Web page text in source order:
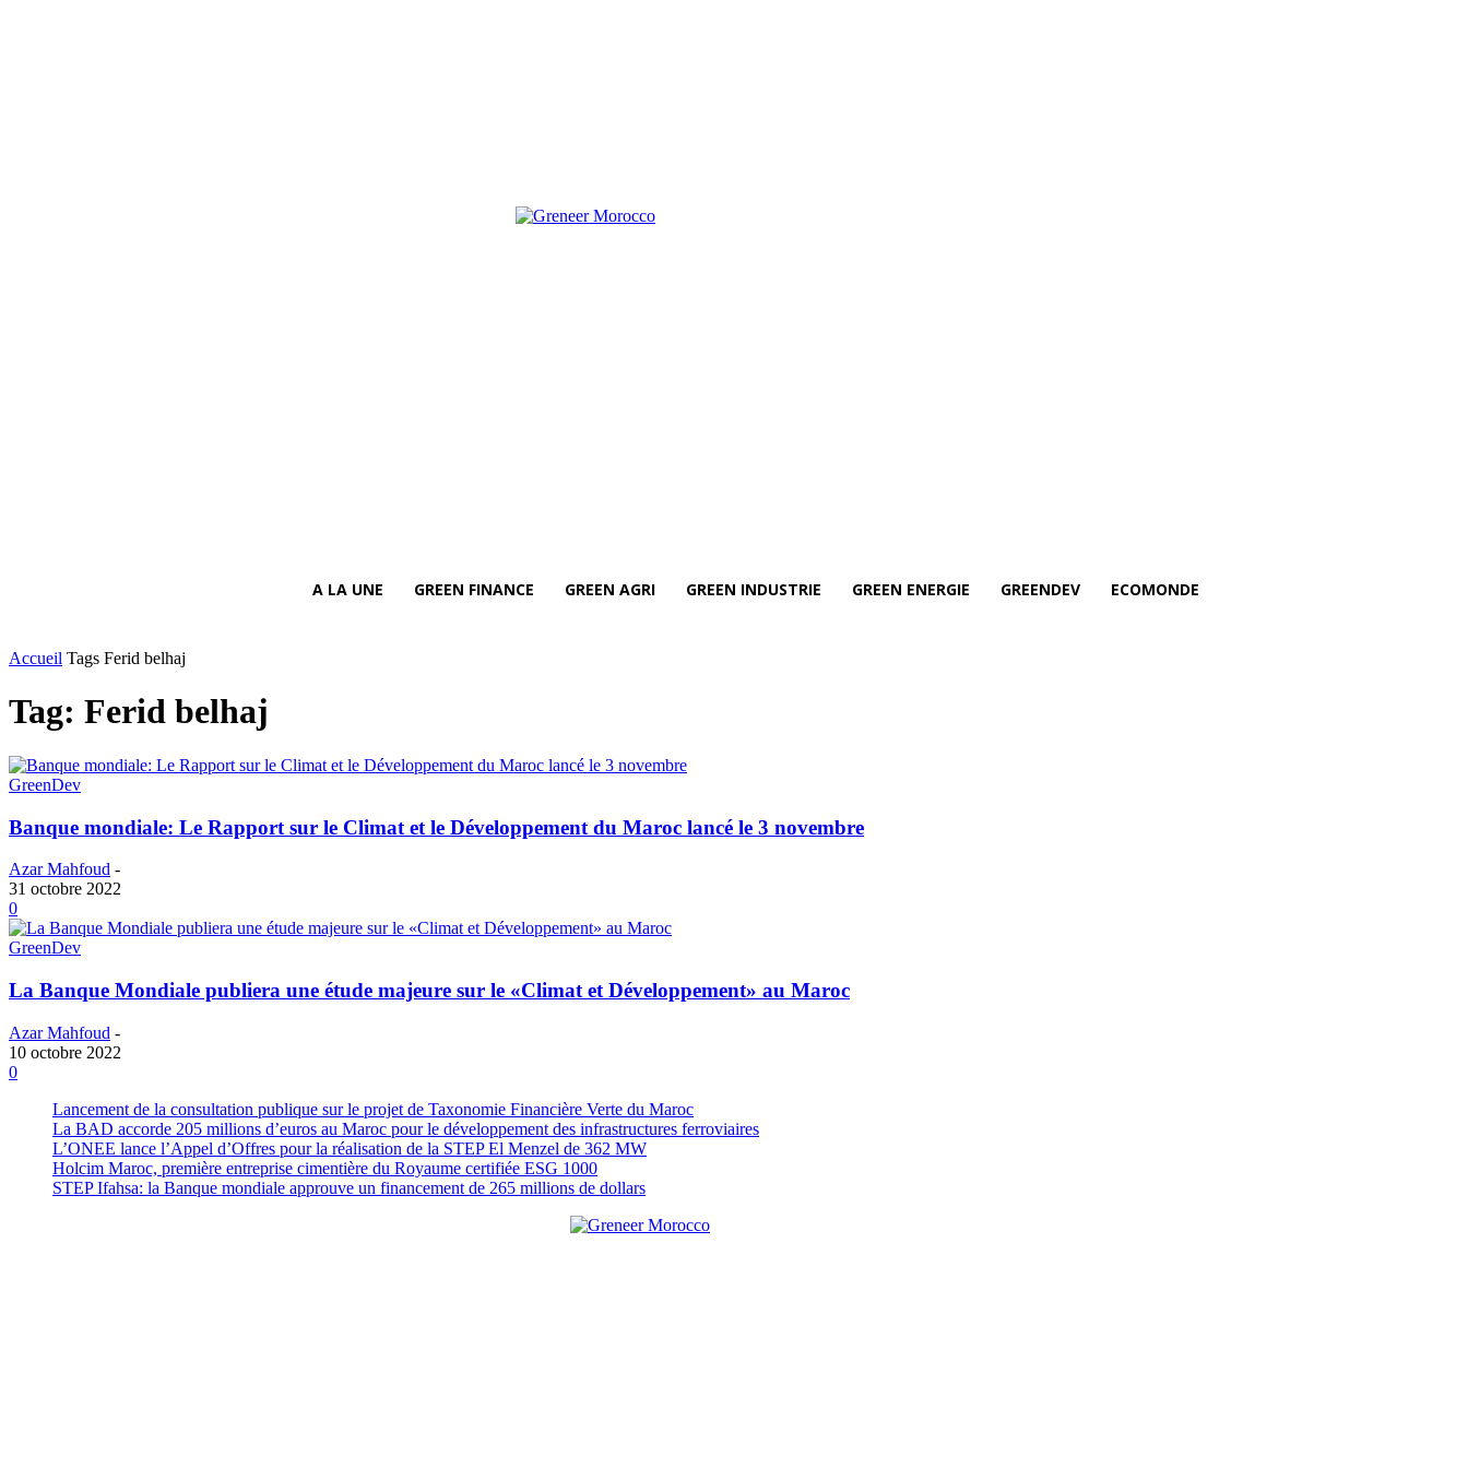
A LA UNE GREEN FINANCE GREEN AGRI GREEN INDUSTRIE GREEN ENERGIE GREENDEV ECOMONDE
Accueil Tags Ferid belhaj
Tag: Ferid belhaj
GreenDev
Banque mondiale: Le Rapport sur le Climat et le Développement du Maroc lancé le 3 novembre
Azar Mahfoud -
31 octobre 2022
0
GreenDev
La Banque Mondiale publiera une étude majeure sur le «Climat et Développement» au Maroc
Azar Mahfoud -
10 octobre 2022
0
Lancement de la consultation publique sur le projet de Taxonomie Financière Verte du Maroc
La BAD accorde 205 millions d’euros au Maroc pour le développement des infrastructures ferroviaires
L’ONEE lance l’Appel d’Offres pour la réalisation de la STEP El Menzel de 362 MW
Holcim Maroc, première entreprise cimentière du Royaume certifiée ESG 1000
STEP Ifahsa: la Banque mondiale approuve un financement de 265 millions de dollars